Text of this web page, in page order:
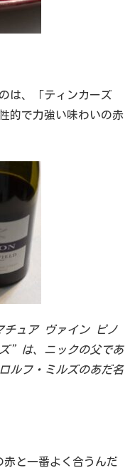
は、「ティンカーズ
的で力強い味わいの赤
チュア ヴァイン ピノ
”は、ニックの父であ
ルフ・ミルズのあだ名
赤と一番よく合うんだ